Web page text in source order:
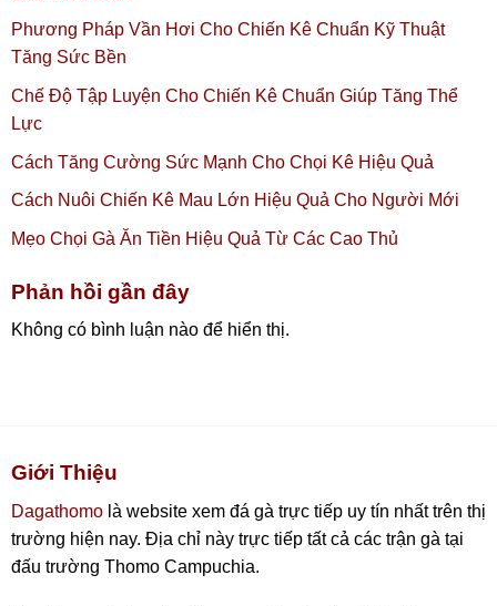
Phương Pháp Vần Hơi Cho Chiến Kê Chuẩn Kỹ Thuật
Tăng Sức Bền
Chế Độ Tập Luyện Cho Chiến Kê Chuẩn Giúp Tăng Thể
Lực
Cách Tăng Cường Sức Mạnh Cho Chọi Kê Hiệu Quả
Cách Nuôi Chiến Kê Mau Lớn Hiệu Quả Cho Người Mới
Mẹo Chọi Gà Ăn Tiền Hiệu Quả Từ Các Cao Thủ
Phản hồi gần đây
Không có bình luận nào để hiển thị.
Giới Thiệu
Dagathomo là website xem đá gà trực tiếp uy tín nhất trên thị
trường hiện nay. Địa chỉ này trực tiếp tất cả các trận gà tại
đấu trường Thomo Campuchia.